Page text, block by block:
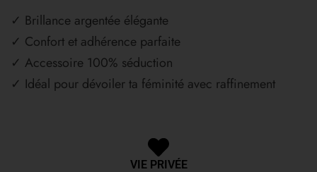
✓ Brillance argentée élégante
✓ Confort et adhérence parfaite
✓ Accessoire 100% séduction
✓ Idéal pour dévoiler ta féminité avec raffinement
VIE PRIVÉE